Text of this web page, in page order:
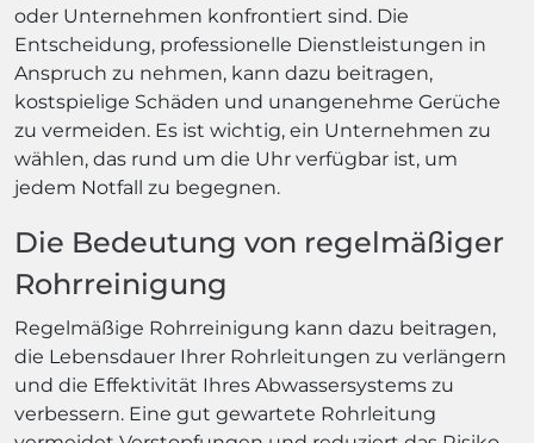
oder Unternehmen konfrontiert sind. Die
Entscheidung, professionelle Dienstleistungen in
Anspruch zu nehmen, kann dazu beitragen,
kostspielige Schäden und unangenehme Gerüche
zu vermeiden. Es ist wichtig, ein Unternehmen zu
wählen, das rund um die Uhr verfügbar ist, um
jedem Notfall zu begegnen.
Die Bedeutung von regelmäßiger
Rohrreinigung
Regelmäßige Rohrreinigung kann dazu beitragen,
die Lebensdauer Ihrer Rohrleitungen zu verlängern
und die Effektivität Ihres Abwassersystems zu
verbessern. Eine gut gewartete Rohrleitung